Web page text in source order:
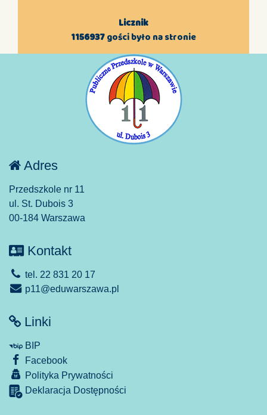
Licznik
1156937gości było na stronie
Adres
Przedszkole nr 11
ul. St. Dubois 3
00-184 Warszawa
Kontakt
tel. 22 831 20 17
p11@eduwarszawa.pl
Linki
BIP
Facebook
Polityka Prywatności
Deklaracja Dostępności